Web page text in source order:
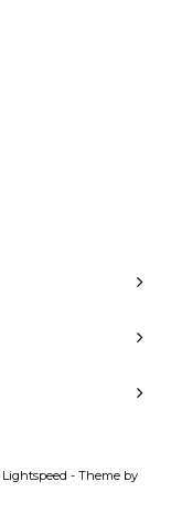
Lightspeed - Theme by